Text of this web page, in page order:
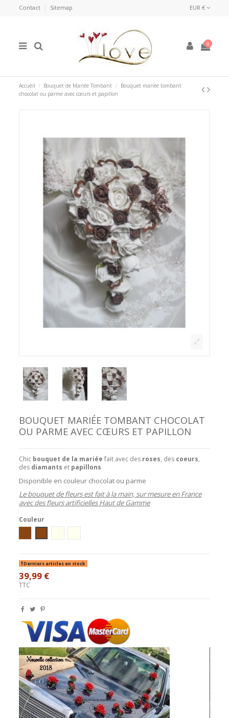
Contact Sitemap EUR €
0
Accueil Bouquet de Mariée Tombant
Bouquet mariée tombant
chocolat ou parme avec cœurs et papillon
BOUQUET MARIÉE TOMBANT CHOCOLAT
OU PARME AVEC CŒURS ET PAPILLON
Chic bouquet de la mariée fait avec des roses, des coeurs,
des diamants et papillons
Disponible en couleur chocolat ou parme
Le bouquet de fleurs est fait à la main, sur mesure en France
avec des fleurs artificielles Haut de Gamme
Couleur
Derniers articles en stock
39,99 €
TTC